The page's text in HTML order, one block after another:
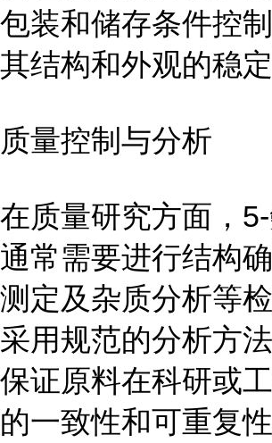
包装和储存条件控
其结构和外观的稳定
质量控制与分析
在质量研究方面，
通常需要进行结构
测定及杂质分析等检
采用规范的分析方
保证原料在科研或
的一致性和可重复性